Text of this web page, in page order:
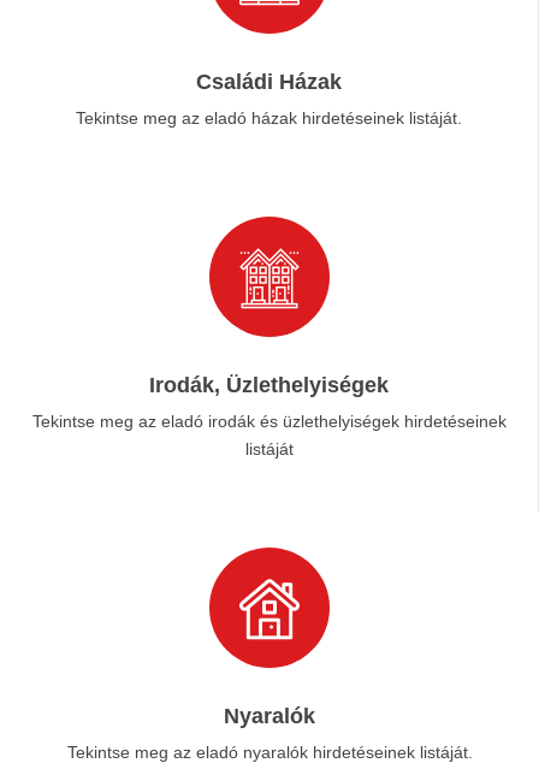
Családi Házak
Tekintse meg az eladó házak hirdetéseinek listáját.
Irodák, Üzlethelyiségek
Tekintse meg az eladó irodák és üzlethelyiségek hirdetéseinek
listáját
Nyaralók
Tekintse meg az eladó nyaralók hirdetéseinek listáját.